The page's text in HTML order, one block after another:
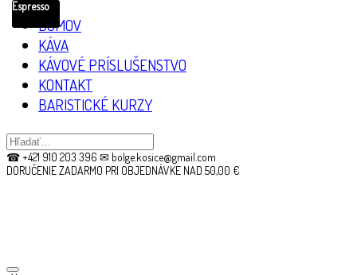
DOMOV
KÁVA
KÁVOVÉ PRÍSLUŠENSTVO
KONTAKT
BARISTICKÉ KURZY
☎ +421 910 203 396 ✉ bolge.kosice@gmail.com
DORUČENIE ZADARMO PRI OBJEDNÁVKE NAD 50,00 €
Espresso